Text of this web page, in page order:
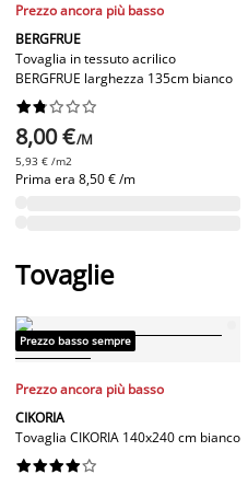
Prezzo ancora più basso
BERGFRUE
Tovaglia in tessuto acrilico
BERGFRUE larghezza 135cm bianco






8,00 €/M
5,93 € /m2
Prima era 8,50 € /m
Tovaglie
Prezzo basso sempre
Prezzo ancora più basso
CIKORIA
Tovaglia CIKORIA 140x240 cm bianco





